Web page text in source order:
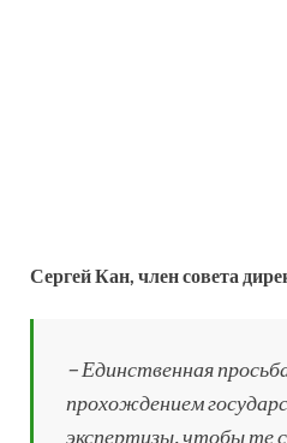
Сергей Кан, член совета
– Единственная
прохождением
экспертизы, чтобы те